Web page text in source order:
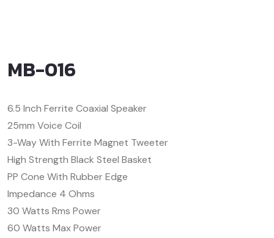
MB-016
6.5 Inch Ferrite Coaxial Speaker
25mm Voice Coil
3-Way With Ferrite Magnet Tweeter
High Strength Black Steel Basket
PP Cone With Rubber Edge
Impedance 4 Ohms
30 Watts Rms Power
60 Watts Max Power